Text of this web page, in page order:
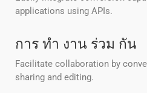
applications using APIs.
การ ทํา งาน ร่วม กัน
Facilitate collaboration by
sharing and editing.